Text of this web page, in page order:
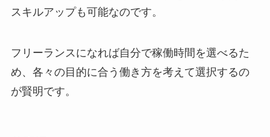
スキルアップも可能なのです。
フリーランスになれば自分で稼働時間を選べるた
め、各々の目的に合う働き方を考えて選択するの
が賢明です。